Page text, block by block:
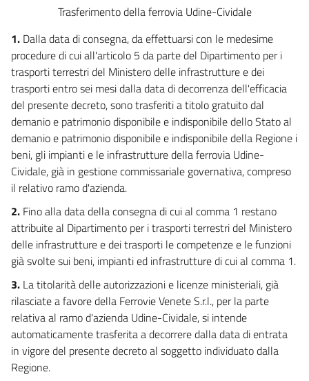
Tabella C
Tabella D
Tabella D
Tabella E
Tabella E
Trasferimento della ferrovia Udine-Cividale
1. Dalla data di consegna, da effettuarsi con le medesime
procedure di cui all'articolo 5 da parte del Dipartimento per i
trasporti terrestri del Ministero delle infrastrutture e dei
trasporti entro sei mesi dalla data di decorrenza dell'efficacia
del presente decreto, sono trasferiti a titolo gratuito dal
demanio e patrimonio disponibile e indisponibile dello Stato al
demanio e patrimonio disponibile e indisponibile della Regione i
beni, gli impianti e le infrastrutture della ferrovia Udine-
Cividale, già in gestione commissariale governativa, compreso
il relativo ramo d'azienda.
2. Fino alla data della consegna di cui al comma 1 restano
attribuite al Dipartimento per i trasporti terrestri del Ministero
delle infrastrutture e dei trasporti le competenze e le funzioni
già svolte sui beni, impianti ed infrastrutture di cui al comma 1.
3. La titolarità delle autorizzazioni e licenze ministeriali, già
rilasciate a favore della Ferrovie Venete S.r.l., per la parte
relativa al ramo d'azienda Udine-Cividale, si intende
automaticamente trasferita a decorrere dalla data di entrata
in vigore del presente decreto al soggetto individuato dalla
Regione.